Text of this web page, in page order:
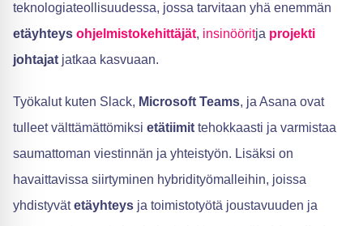
teknologiateollisuudessa, jossa tarvitaan yhä enemmän
etäyhteys ohjelmistokehittäjät, insinööritja projekti
johtajat jatkaa kasvuaan.
Työkalut kuten Slack, Microsoft Teams, ja Asana ovat
tulleet välttämättömiksi etätiimit tehokkaasti ja varmistaa
saumattoman viestinnän ja yhteistyön. Lisäksi on
havaittavissa siirtyminen hybridityömalleihin, joissa
yhdistyvätetäyhteys ja toimistotyötä joustavuuden ja